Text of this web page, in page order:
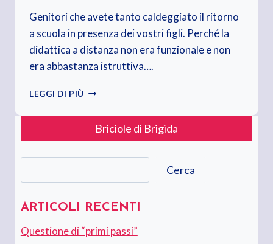
Genitori che avete tanto caldeggiato il ritorno
a scuola in presenza dei vostri figli. Perché la
didattica a distanza non era funzionale e non
era abbastanza istruttiva….
LEGGI DI PIÙ SONO
IN
CLASSE.
CELLULARE
VOGLIA
STUDIARE
Briciole di Brigida
Cerca
ARTICOLI RECENTI
Questione di “primi passi”